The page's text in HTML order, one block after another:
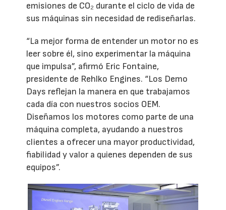
emisiones de CO₂ durante el ciclo de vida de
sus máquinas sin necesidad de rediseñarlas.
“La mejor forma de entender un motor no es
leer sobre él, sino experimentar la máquina
que impulsa”, afirmó Eric Fontaine,
presidente de Rehlko Engines. “Los Demo
Days reflejan la manera en que trabajamos
cada día con nuestros socios OEM.
Diseñamos los motores como parte de una
máquina completa, ayudando a nuestros
clientes a ofrecer una mayor productividad,
fiabilidad y valor a quienes dependen de sus
equipos”.